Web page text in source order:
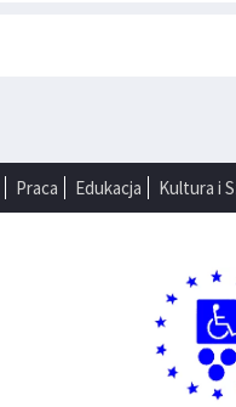
Praca Edukacja Kultura i